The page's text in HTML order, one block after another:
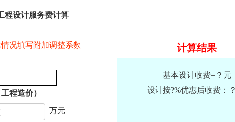
程设计服务费计算
况填写附加调整系数
程造价）
万元
计算结果
基本设计收费=？ 元
设计按?%优惠后收费： ？